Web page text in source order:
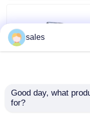
समाचार
एक बोली का अनुरोध
विभिन्न उद्योगों में कांच की
sales
Good day, what
for?